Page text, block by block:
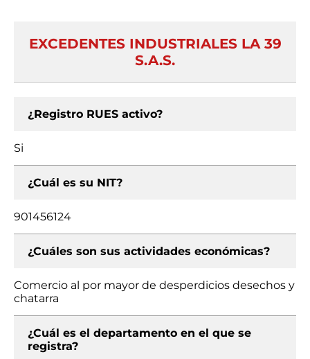
EXCEDENTES INDUSTRIALES LA 39
S.A.S.
¿Registro RUES activo?
Si
¿Cuál es su NIT?
901456124
¿Cuáles son sus actividades económicas?
Comercio al por mayor de desperdicios desechos y
chatarra
¿Cuál es el departamento en el que se
registra?